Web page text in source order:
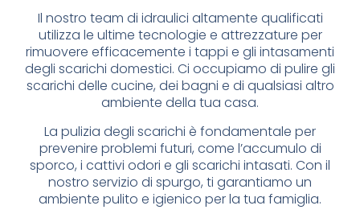
Il nostro team di idraulici altamente qualificati
utilizza le ultime tecnologie e attrezzature per
rimuovere efficacemente i tappi e gli intasamenti
degli scarichi domestici. Ci occupiamo di pulire gli
scarichi delle cucine, dei bagni e di qualsiasi altro
ambiente della tua casa.
La pulizia degli scarichi è fondamentale per
prevenire problemi futuri, come l’accumulo di
sporco, i cattivi odori e gli scarichi intasati. Con il
nostro servizio di spurgo, ti garantiamo un
ambiente pulito e igienico per la tua famiglia.